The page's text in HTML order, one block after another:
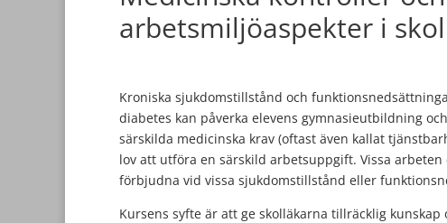
arbetsmiljöaspekter i
Kroniska sjukdomstillstånd och
diabetes kan påverka elevens gymnasieutbildning
särskilda medicinska krav (oftast även kallat
lov att utföra en särskild arbetsuppgift. Vissa
förbjudna vid vissa sjukdomstillstånd eller
Kursens syfte är att ge skolläkarna tillräcklig